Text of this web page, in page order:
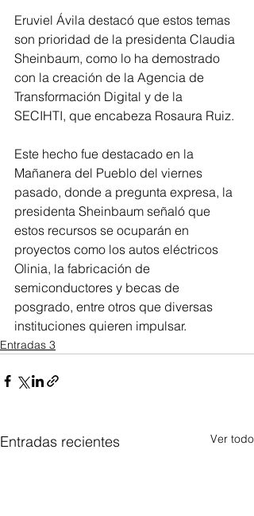
Eruviel Ávila destacó que estos temas
son prioridad de la presidenta Claudia
Sheinbaum, como lo ha demostrado
con la creación de la Agencia de
Transformación Digital y de la
SECIHTI, que encabeza Rosaura Ruiz.
Este hecho fue destacado en la
Mañanera del Pueblo del viernes
pasado, donde a pregunta expresa, la
presidenta Sheinbaum señaló que
estos recursos se ocuparán en
proyectos como los autos eléctricos
Olinia, la fabricación de
semiconductores y becas de
posgrado, entre otros que diversas
instituciones quieren impulsar.
Entradas 3
Entradas recientes Ver todo